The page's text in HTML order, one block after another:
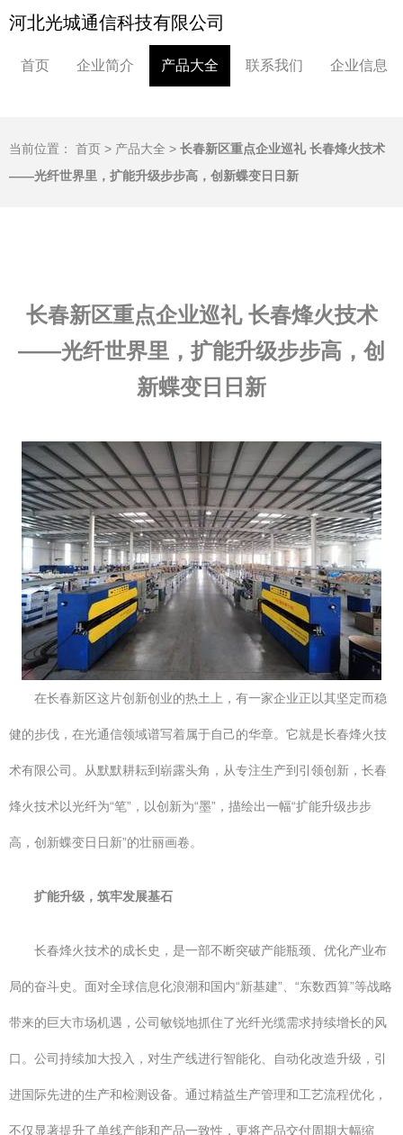
河北光城通信科技有限公司
首页 企业简介 产品大全 联系我们 企业信息
当前位置： 首页 > 产品大全 > 长春新区重点企业巡礼 长春烽火技术
——光纤世界里，扩能升级步步高，创新蝶变日日新
长春新区重点企业巡礼 长春烽火技术
——光纤世界里，扩能升级步步高，创
新蝶变日日新
在长春新区这片创新创业的热土上，有一家企业正以其坚定而稳
健的步伐，在光通信领域谱写着属于自己的华章。它就是长春烽火技
术有限公司。从默默耕耘到崭露头角，从专注生产到引领创新，长春
烽火技术以光纤为“笔”，以创新为“墨”，描绘出一幅“扩能升级步步
高，创新蝶变日日新”的壮丽画卷。
扩能升级，筑牢发展基石
长春烽火技术的成长史，是一部不断突破产能瓶颈、优化产业布
局的奋斗史。面对全球信息化浪潮和国内“新基建”、“东数西算”等战略
带来的巨大市场机遇，公司敏锐地抓住了光纤光缆需求持续增长的风
口。公司持续加大投入，对生产线进行智能化、自动化改造升级，引
进国际先进的生产和检测设备。通过精益生产管理和工艺流程优化，
不仅显著提升了单线产能和产品一致性，更将产品交付周期大幅缩